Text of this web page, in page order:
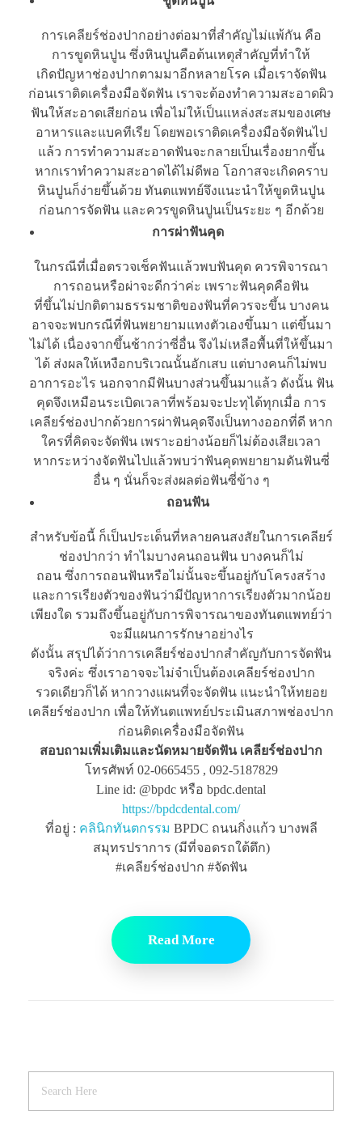
การเคลียร์ช่องปากอย่างต่อมาที่สำคัญไม่แพ้กัน คือ
การขูดหินปูน ซึ่งหินปูนคือต้นเหตุสำคัญที่ทำให้
เกิดปัญหาช่องปากตามมาอีกหลายโรค เมื่อเราจัดฟัน
ก่อนเราติดเครื่องมือจัดฟัน เราจะต้องทำความสะอาดผิว
ฟันให้สะอาดเสียก่อน เพื่อไม่ให้เป็นแหล่งสะสมของเศษ
อาหารและแบคทีเรีย โดยพอเราติดเครื่องมือจัดฟันไป
แล้ว การทำความสะอาดฟันจะกลายเป็นเรื่องยากขึ้น
หากเราทำความสะอาดได้ไม่ดีพอ โอกาสจะเกิดคราบ
หินปูนก็ง่ายขึ้นด้วย ทันตแพทย์จึงแนะนำให้ขูดหินปูน
ก่อนการจัดฟัน และควรขูดหินปูนเป็นระยะ ๆ อีกด้วย
การผ่าฟันคุด
ในกรณีที่เมื่อตรวจเช็คฟันแล้วพบฟันคุด ควรพิจารณา
การถอนหรือผ่าจะดีกว่าค่ะ เพราะฟันคุดคือฟัน
ที่ขึ้นไม่ปกติตามธรรมชาติของฟันที่ควรจะขึ้น บางคน
อาจจะพบกรณีที่ฟันพยายามแทงตัวเองขึ้นมา แต่ขึ้นมา
ไม่ได้ เนื่องจากขึ้นช้ากว่าซี่อื่น จึงไม่เหลือพื้นที่ให้ขึ้นมา
ได้ ส่งผลให้เหงือกบริเวณนั้นอักเสบ แต่บางคนก็ไม่พบ
อาการอะไร นอกจากมีฟันบางส่วนขึ้นมาแล้ว ดังนั้น ฟัน
คุดจึงเหมือนระเบิดเวลาที่พร้อมจะปะทุได้ทุกเมื่อ การ
เคลียร์ช่องปากด้วยการผ่าฟันคุดจึงเป็นทางออกที่ดี หาก
ใครที่คิดจะจัดฟัน เพราะอย่างน้อยก็ไม่ต้องเสียเวลา
หากระหว่างจัดฟันไปแล้วพบว่าฟันคุดพยายามดันฟันซี่
อื่น ๆ นั่นก็จะส่งผลต่อฟันซี่ข้าง ๆ
ถอนฟัน
สำหรับข้อนี้ ก็เป็นประเด็นที่หลายคนสงสัยในการเคลียร์
ช่องปากว่า ทำไมบางคนถอนฟัน บางคนก็ไม่
ถอน ซึ่งการถอนฟันหรือไม่นั้นจะขึ้นอยู่กับโครงสร้าง
และการเรียงตัวของฟันว่ามีปัญหาการเรียงตัวมากน้อย
เพียงใด รวมถึงขึ้นอยู่กับการพิจารณาของทันตแพทย์ว่า
จะมีแผนการรักษาอย่างไร
ดังนั้น สรุปได้ว่าการเคลียร์ช่องปากสำคัญกับการจัดฟัน
จริงค่ะ ซึ่งเราอาจจะไม่จำเป็นต้องเคลียร์ช่องปาก
รวดเดียวก็ได้ หากวางแผนที่จะจัดฟัน แนะนำให้ทยอย
เคลียร์ช่องปาก เพื่อให้ทันตแพทย์ประเมินสภาพช่องปาก
ก่อนติดเครื่องมือจัดฟัน
สอบถามเพิ่มเติมและนัดหมายจัดฟัน เคลียร์ช่องปาก
โทรศัพท์ 02-0665455 , 092-5187829
Line id: @bpdc หรือ bpdc.dental
https://bpdcdental.com/
ที่อยู่ : คลินิกทันตกรรม BPDC ถนนกิ่งแก้ว บางพลี
สมุทรปราการ (มีที่จอดรถใต้ตึก)
#เคลียร์ช่องปาก #จัดฟัน
Read More